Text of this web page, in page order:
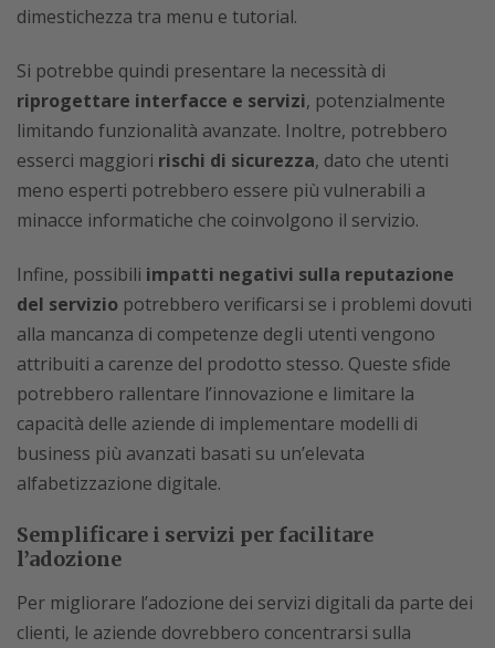
dimestichezza tra menu e tutorial.
Si potrebbe quindi presentare la necessità di
riprogettare interfacce e servizi, potenzialmente
limitando funzionalità avanzate. Inoltre, potrebbero
esserci maggiori rischi di sicurezza, dato che utenti
meno esperti potrebbero essere più vulnerabili a
minacce informatiche che coinvolgono il servizio.
Infine, possibili impatti negativi sulla reputazione
del servizio potrebbero verificarsi se i problemi dovuti
alla mancanza di competenze degli utenti vengono
attribuiti a carenze del prodotto stesso. Queste sfide
potrebbero rallentare l’innovazione e limitare la
capacità delle aziende di implementare modelli di
business più avanzati basati su un’elevata
alfabetizzazione digitale.
Semplificare i servizi per facilitare
l’adozione
Per migliorare l’adozione dei servizi digitali da parte dei
clienti, le aziende dovrebbero concentrarsi sulla